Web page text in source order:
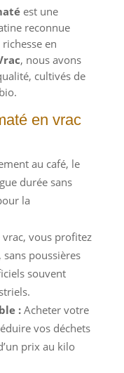
est une
reconnue
en
, nous avons
cultivés de
en vrac
au café, le
durée sans
la
vous profitez
poussières
souvent
:Acheter votre
vos déchets
prix au kilo